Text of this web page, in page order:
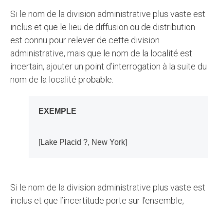
Si le nom de la division administrative plus vaste est
inclus et que le lieu de diffusion ou de distribution
est connu pour relever de cette division
administrative, mais que le nom de la localité est
incertain, ajouter un point d’interrogation à la suite du
nom de la localité probable.
EXEMPLE
[Lake Placid ?, New York]
Si le nom de la division administrative plus vaste est
inclus et que l’incertitude porte sur l’ensemble,